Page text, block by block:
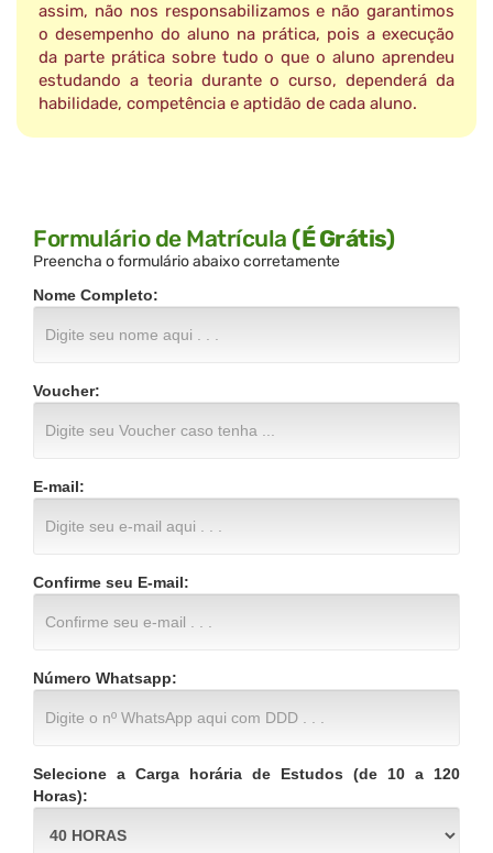
assim, não nos responsabilizamos e não garantimos
o desempenho do aluno na prática, pois a execução
da parte prática sobre tudo o que o aluno aprendeu
estudando a teoria durante o curso, dependerá da
habilidade, competência e aptidão de cada aluno.
Formulário de Matrícula (É Grátis)
Preencha o formulário abaixo corretamente
Nome Completo:
Voucher:
E-mail:
Confirme seu E-mail:
Número Whatsapp:
Selecione a Carga horária de Estudos (de 10 a 120
Horas):